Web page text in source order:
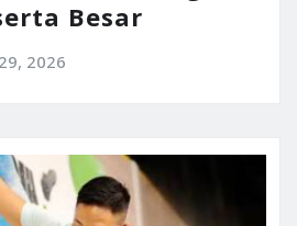
Besar
2026